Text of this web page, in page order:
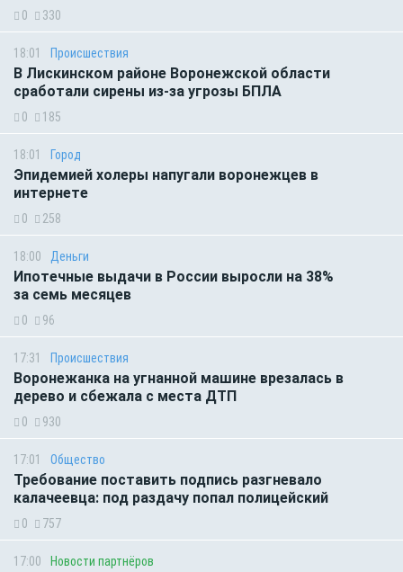
0 330
18:01 Происшествия
В Лискинском районе Воронежской области
сработали сирены из-за угрозы БПЛА
0 185
18:01 Город
Эпидемией холеры напугали воронежцев в
интернете
0 258
18:00 Деньги
Ипотечные выдачи в России выросли на 38%
за семь месяцев
0 96
17:31 Происшествия
Воронежанка на угнанной машине врезалась в
дерево и сбежала с места ДТП
0 930
17:01 Общество
Требование поставить подпись разгневало
калачеевца: под раздачу попал полицейский
0 757
17:00 Новости партнёров